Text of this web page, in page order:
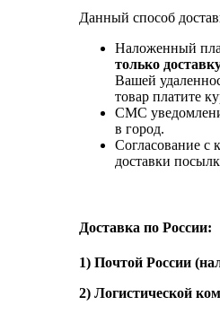
Данный способ
Наложенный
только
Вашей
товар платите
СМС
в город.
Согласование с
доставки
Доставка по России:
1) Почтой России
2) Логистической